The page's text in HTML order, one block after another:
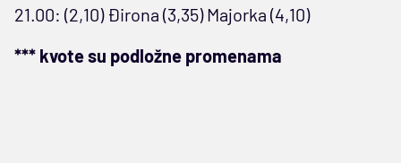
21.00: (2,10) Đirona (3,35) Majorka (4,10)
*** kvote su podložne promenama